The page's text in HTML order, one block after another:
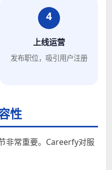
4
上线运营
发布职位，吸引用户注册
性
非常重要。Careerfy对服